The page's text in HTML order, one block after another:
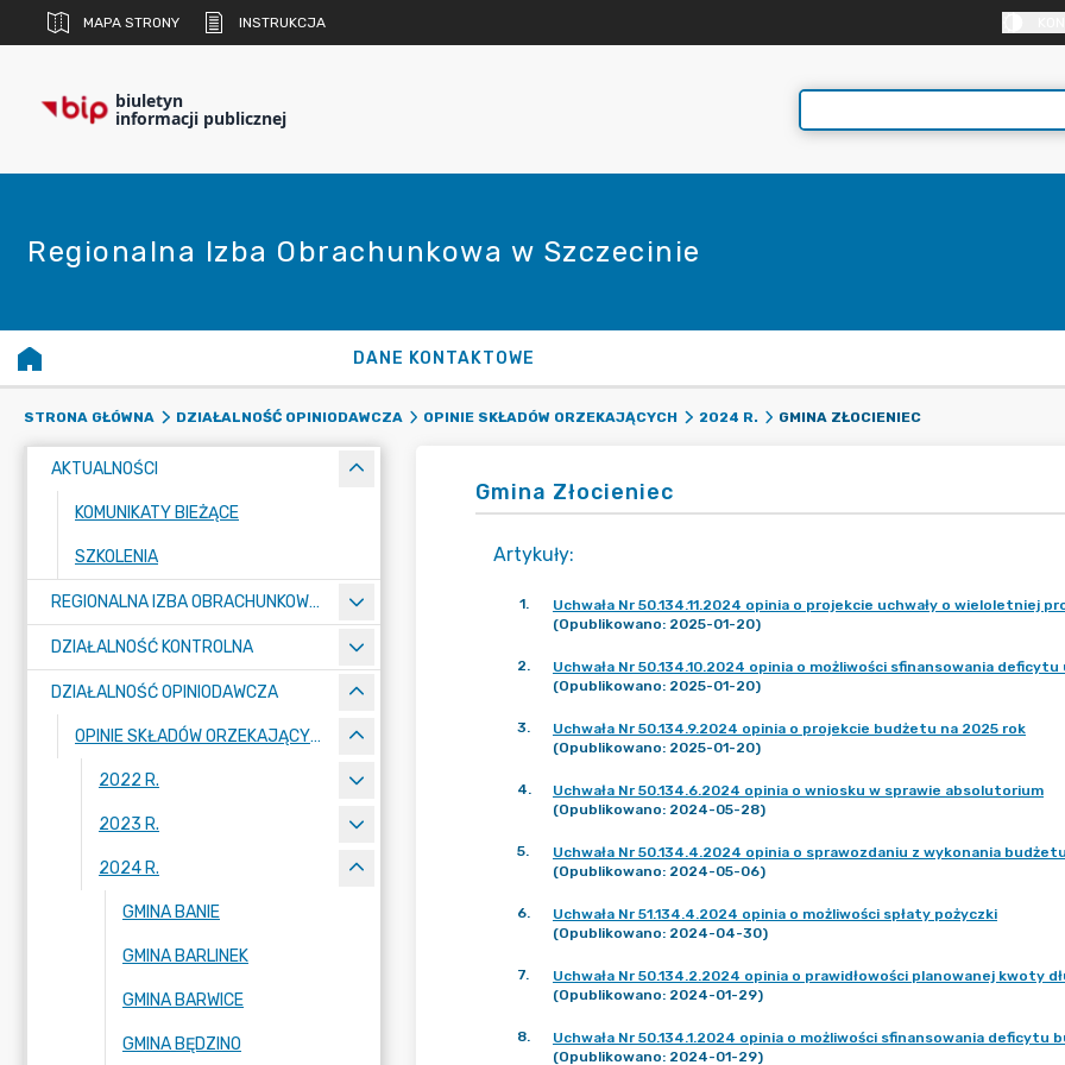
MAPA STRONY INSTRUKCJA
biuletyn
informacji publicznej
Regionalna Izba Obrachunkowa w Szczecinie
DANE KONTAKTOWE
STRONA GŁÓWNA DZIAŁALNOŚĆ OPINIODAWCZA OPINIE SKŁADÓW ORZEKAJĄCYCH 2024 R. GMINA ZŁOCIENIEC
AKTUALNOŚCI
KOMUNIKATY BIEŻĄCE
SZKOLENIA
REGIONALNA IZBA OBRACHUNKOWA W SZCZECINIE
DZIAŁALNOŚĆ KONTROLNA
DZIAŁALNOŚĆ OPINIODAWCZA
OPINIE SKŁADÓW ORZEKAJĄCYCH
2022 R.
2023 R.
2024 R.
GMINA BANIE
GMINA BARLINEK
GMINA BARWICE
GMINA BĘDZINO
Gmina Złocieniec
Artykuły:
1.
Uchwała Nr 50.134.11.2024 opinia o projekcie uchwały o wieloletniej
(Opublikowano: 2025-01-20)
2.
Uchwała Nr 50.134.10.2024 opinia o możliwości sfinansowania
(Opublikowano: 2025-01-20)
3.
Uchwała Nr 50.134.9.2024 opinia o projekcie budżetu na 2025 rok
(Opublikowano: 2025-01-20)
4.
Uchwała Nr 50.134.6.2024 opinia o wniosku w sprawie absolutorium
(Opublikowano: 2024-05-28)
5.
Uchwała Nr 50.134.4.2024 opinia o sprawozdaniu z wykonania
(Opublikowano: 2024-05-06)
6.
Uchwała Nr 51.134.4.2024 opinia o możliwości spłaty pożyczki
(Opublikowano: 2024-04-30)
7.
Uchwała Nr 50.134.2.2024 opinia o prawidłowości planowanej kwoty
(Opublikowano: 2024-01-29)
8.
Uchwała Nr 50.134.1.2024 opinia o możliwości sfinansowania deficytu
(Opublikowano: 2024-01-29)